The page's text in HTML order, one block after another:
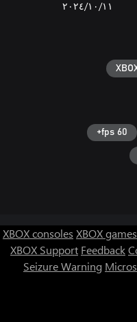
١١‏/١٠‏/٢٠٢٤
60 fps+
XBOX consoles XBOX games
XBOX Support Feedback
Seizure Warning